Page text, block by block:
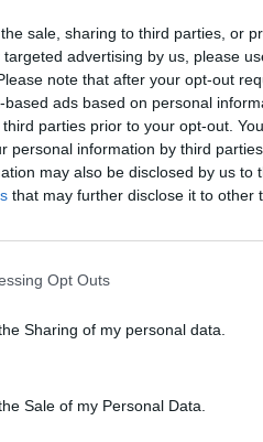
sale, sharing to third parties, or
advertising by us, please
note that after your opt-out
ads based on personal
parties prior to your opt-out.
personal information by third
may also be disclosed by us to
that may further disclose it to other
Opt Outs
Sharing of my personal data.
Sale of my Personal Data.